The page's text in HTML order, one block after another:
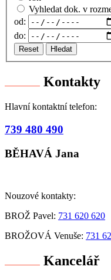
Vyhledat dok. v
od:
do:
Reset Hledat
Kontakty
Hlavní kontaktní telefon:
739 480 490
BĚHAVÁ Jana
Nouzové kontakty:
BROŽ Pavel: 731 620 620
BROŽOVÁ Venuše: 731
Kancelář